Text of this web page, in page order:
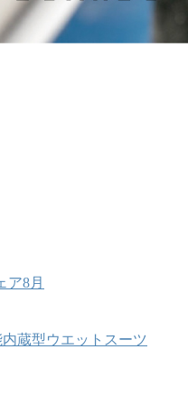
ア8月
蔵型ウエットスーツ